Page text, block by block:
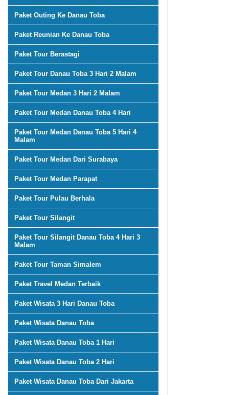
Paket Outing Ke Danau Toba
Paket Reunian Ke Danau Toba
Paket Tour Berastagi
Paket Tour Danau Toba 3 Hari 2 Malam
Paket Tour Medan 3 Hari 2 Malam
Paket Tour Medan Danau Toba 4 Hari
Paket Tour Medan Danau Toba 5 Hari 4
Malam
Paket Tour Medan Dari Surabaya
Paket Tour Medan Parapat
Paket Tour Pulau Berhala
Paket Tour Silangit
Paket Tour Silangit Danau Toba 4 Hari 3
Malam
Paket Tour Taman Simalem
Paket Travel Medan Terbaik
Paket Wisata 3 Hari Danau Toba
Paket Wisata Danau Toba
Paket Wisata Danau Toba 1 Hari
Paket Wisata Danau Toba 2 Hari
Paket Wisata Danau Toba Dari Jakarta